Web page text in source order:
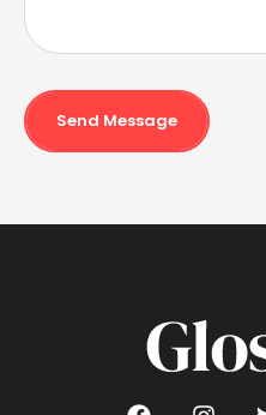
Send Message